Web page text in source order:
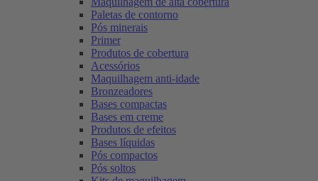
Paletas de contorno
Pós minerais
Primer
Produtos de cobertura
Acessórios
Maquilhagem anti-idade
Bronzeadores
Bases compactas
Bases em creme
Produtos de efeitos
Bases líquidas
Pós compactos
Pós soltos